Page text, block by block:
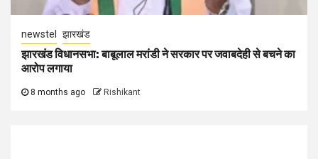
newstel झारखंड
झारखंड विधानसभा: बाबूलाल मरांडी ने सरकार पर जवाबदेही से बचने का
आरोप लगाया
8 months ago Rishikant